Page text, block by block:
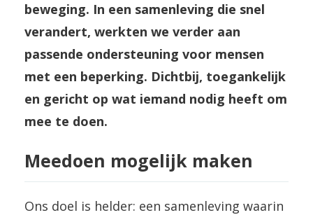
beweging. In een samenleving die snel
verandert, werkten we verder aan
passende ondersteuning voor mensen
met een beperking. Dichtbij, toegankelijk
en gericht op wat iemand nodig heeft om
mee te doen.
Meedoen mogelijk maken
Ons doel is helder: een samenleving waarin